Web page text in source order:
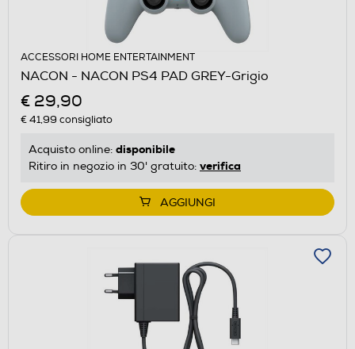
ACCESSORI HOME ENTERTAINMENT
NACON - NACON PS4 PAD GREY-Grigio
€ 29,90
€ 41,99 consigliato
Acquisto online: disponibile
Ritiro in negozio in 30' gratuito: verifica
AGGIUNGI